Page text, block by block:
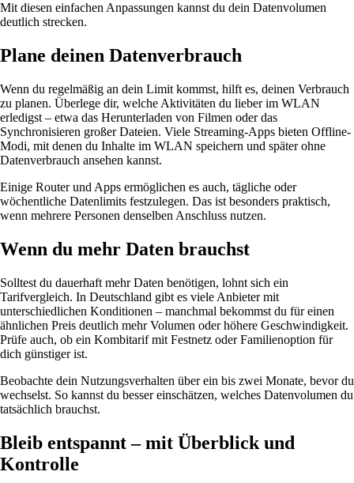
Mit diesen einfachen Anpassungen kannst du dein Datenvolumen
deutlich strecken.
Plane deinen Datenverbrauch
Wenn du regelmäßig an dein Limit kommst, hilft es, deinen Verbrauch
zu planen. Überlege dir, welche Aktivitäten du lieber im WLAN
erledigst – etwa das Herunterladen von Filmen oder das
Synchronisieren großer Dateien. Viele Streaming-Apps bieten Offline-
Modi, mit denen du Inhalte im WLAN speichern und später ohne
Datenverbrauch ansehen kannst.
Einige Router und Apps ermöglichen es auch, tägliche oder
wöchentliche Datenlimits festzulegen. Das ist besonders praktisch,
wenn mehrere Personen denselben Anschluss nutzen.
Wenn du mehr Daten brauchst
Solltest du dauerhaft mehr Daten benötigen, lohnt sich ein
Tarifvergleich. In Deutschland gibt es viele Anbieter mit
unterschiedlichen Konditionen – manchmal bekommst du für einen
ähnlichen Preis deutlich mehr Volumen oder höhere Geschwindigkeit.
Prüfe auch, ob ein Kombitarif mit Festnetz oder Familienoption für
dich günstiger ist.
Beobachte dein Nutzungsverhalten über ein bis zwei Monate, bevor du
wechselst. So kannst du besser einschätzen, welches Datenvolumen du
tatsächlich brauchst.
Bleib entspannt – mit Überblick und
Kontrolle